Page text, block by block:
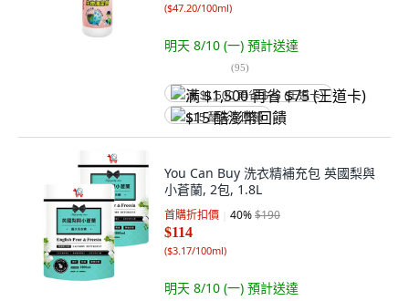
($47.20/100ml)
明天 8/10 (一) 預計送達
(95)
满 $1,500 再省 $75 (王道卡)
$15 酷澎幣回饋
You Can Buy 洗衣精補充包 英國梨與
小蒼蘭, 2包, 1.8L
首購折扣價 40%$190
$114
($3.17/100ml)
明天 8/10 (一) 預計送達